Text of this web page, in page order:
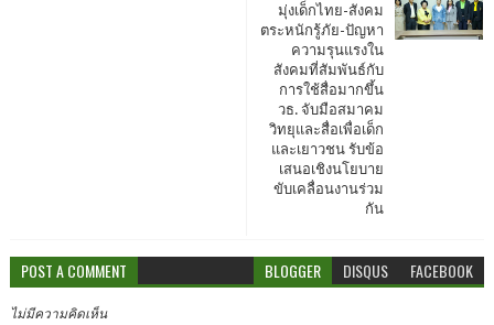
มุ่งเด็กไทย-สังคม
ตระหนักรู้ภัย-ปัญหา
ความรุนแรงใน
สังคมที่สัมพันธ์กับ
การใช้สื่อมากขึ้น
วธ. จับมือสมาคม
วิทยุและสื่อเพื่อเด็ก
และเยาวชน รับข้อ
เสนอเชิงนโยบาย
ขับเคลื่อนงานร่วม
กัน
POST A COMMENT BLOGGER DISQUS FACEBOOK
ไม่มีความคิดเห็น